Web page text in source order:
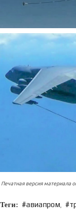
Печатная версия материала
авиапром